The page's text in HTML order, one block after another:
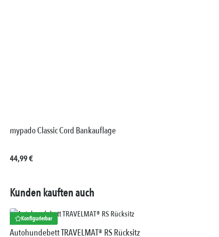
mypado Classic Cord Bankauflage
Regulärer Preis:
44,99 €
Kunden kauften auch
Konfigurierbar
Autohundebett TRAVELMAT® RS Rücksitz